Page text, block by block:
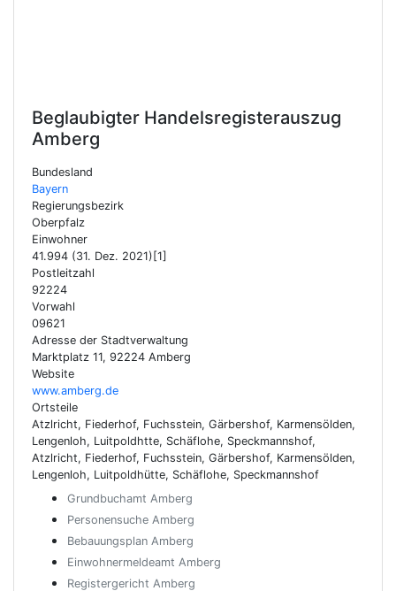
Beglaubigter Handelsregisterauszug
Amberg
Bundesland
Bayern
Regierungsbezirk
Oberpfalz
Einwohner
41.994 (31. Dez. 2021)[1]
Postleitzahl
92224
Vorwahl
09621
Adresse der Stadtverwaltung
Marktplatz 11, 92224 Amberg
Website
www.amberg.de
Ortsteile
Atzlricht, Fiederhof, Fuchsstein, Gärbershof, Karmensölden,
Lengenloh, Luitpoldhtte, Schäflohe, Speckmannshof,
Atzlricht, Fiederhof, Fuchsstein, Gärbershof, Karmensölden,
Lengenloh, Luitpoldhütte, Schäflohe, Speckmannshof
Grundbuchamt Amberg
Personensuche Amberg
Bebauungsplan Amberg
Einwohnermeldeamt Amberg
Registergericht Amberg